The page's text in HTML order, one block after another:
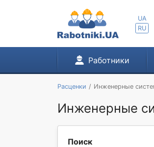
UA
RU
Работники
Расценки Инженерные
Инженерные
Поиск